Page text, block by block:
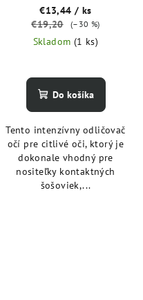
€13,44/ ks
€19,20
(–30 %)
Skladom (1 ks)
Do košíka
Tento intenzívny odličovač
očí pre citlivé oči, ktorý je
dokonale vhodný pre
nositeľky kontaktných
šošoviek,...